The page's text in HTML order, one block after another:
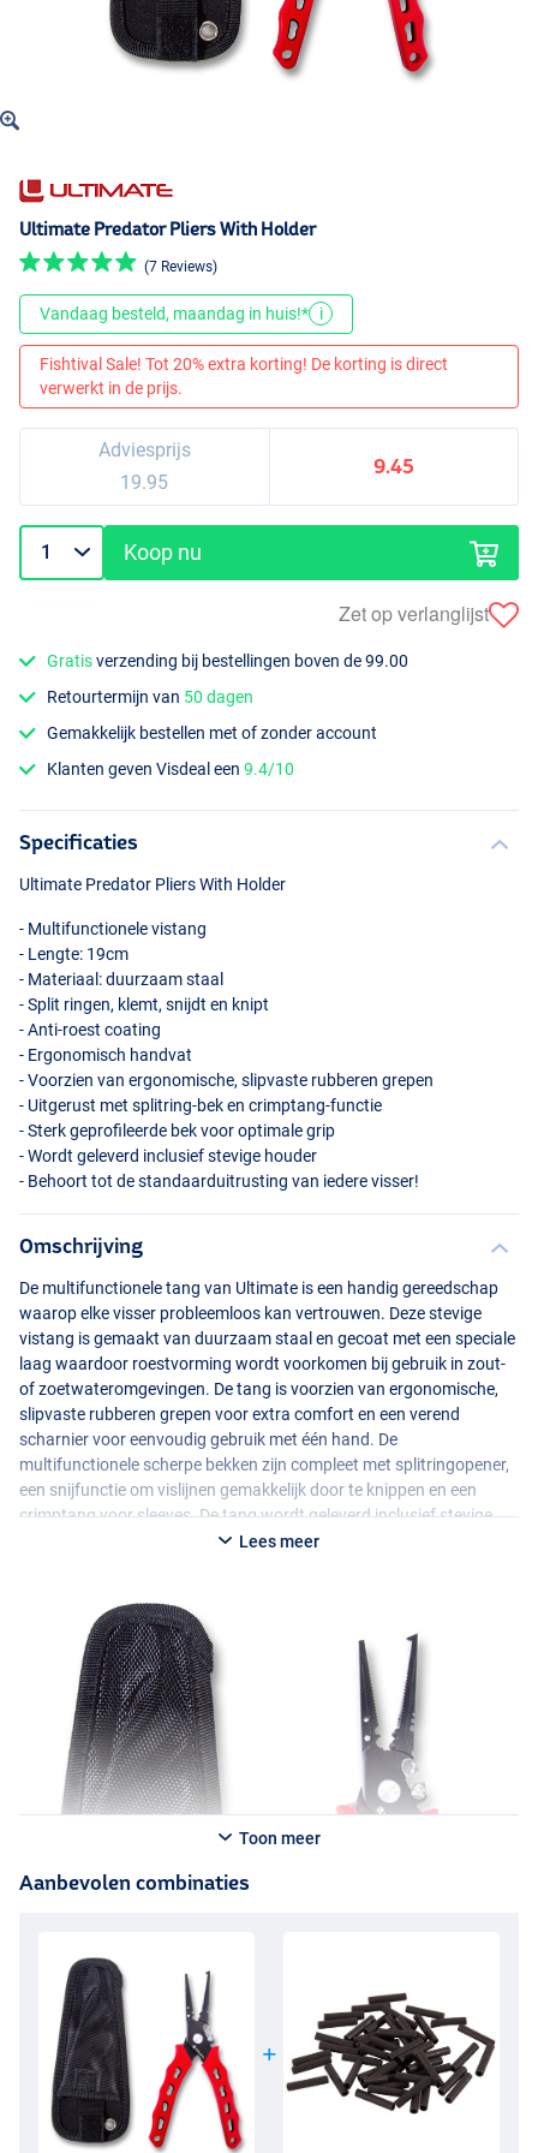
Ultimate Predator Pliers With Holder
(7 Reviews)
Vandaag besteld, maandag in huis!* i
Fishtival Sale! Tot 20% extra korting! De korting is direct
verwerkt in de prijs.
Adviesprijs
19.95
9.45
Koop nu
Zet op verlanglijst
Gratisverzending bij bestellingen boven de 99.00
Retourtermijn van 50 dagen
Gemakkelijk bestellen met of zonder account
Klanten geven Visdeal een9.4/10
Specificaties
Ultimate Predator Pliers With Holder
- Multifunctionele vistang
- Lengte: 19cm
- Materiaal: duurzaam staal
- Split ringen, klemt, snijdt en knipt
- Anti-roest coating
- Ergonomisch handvat
- Voorzien van ergonomische, slipvaste rubberen grepen
- Uitgerust met splitring-bek en crimptang-functie
- Sterk geprofileerde bek voor optimale grip
- Wordt geleverd inclusief stevige houder
- Behoort tot de standaarduitrusting van iedere visser!
Omschrijving
De multifunctionele tang van Ultimate is een handig gereedschap
waarop elke visser probleemloos kan vertrouwen. Deze stevige
vistang is gemaakt van duurzaam staal en gecoat met een speciale
laag waardoor roestvorming wordt voorkomen bij gebruik in zout-
of zoetwateromgevingen. De tang is voorzien van ergonomische,
slipvaste rubberen grepen voor extra comfort en een verend
scharnier voor eenvoudig gebruik met één hand. De
multifunctionele scherpe bekken zijn compleet met splitringopener,
een snijfunctie om vislijnen gemakkelijk door te knippen en een
crimptang voor sleeves. De tang wordt geleverd inclusief stevige
houder. Behoort tot de standaarduitrusting van iedere visser!
Lees meer
Toon meer
Aanbevolen combinaties